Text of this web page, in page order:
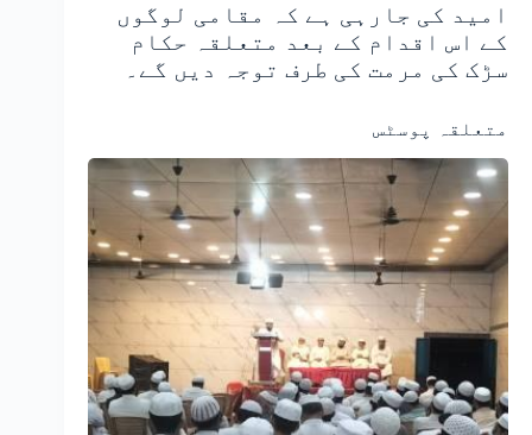
امید کی جارہی ہے کہ مقامی لوگوں
کے اس اقدام کے بعد متعلقہ حکام
سڑک کی مرمت کی طرف توجہ دیں گے۔
متعلقہ پوسٹس